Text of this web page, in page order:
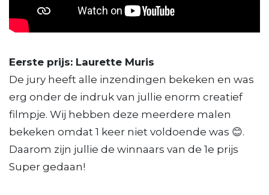
Eerste prijs: Laurette Muris
De jury heeft alle inzendingen bekeken en was
erg onder de indruk van jullie enorm creatief
filmpje. Wij hebben deze meerdere malen
bekeken omdat 1 keer niet voldoende was 😊.
Daarom zijn jullie de winnaars van de 1e prijs
Super gedaan!